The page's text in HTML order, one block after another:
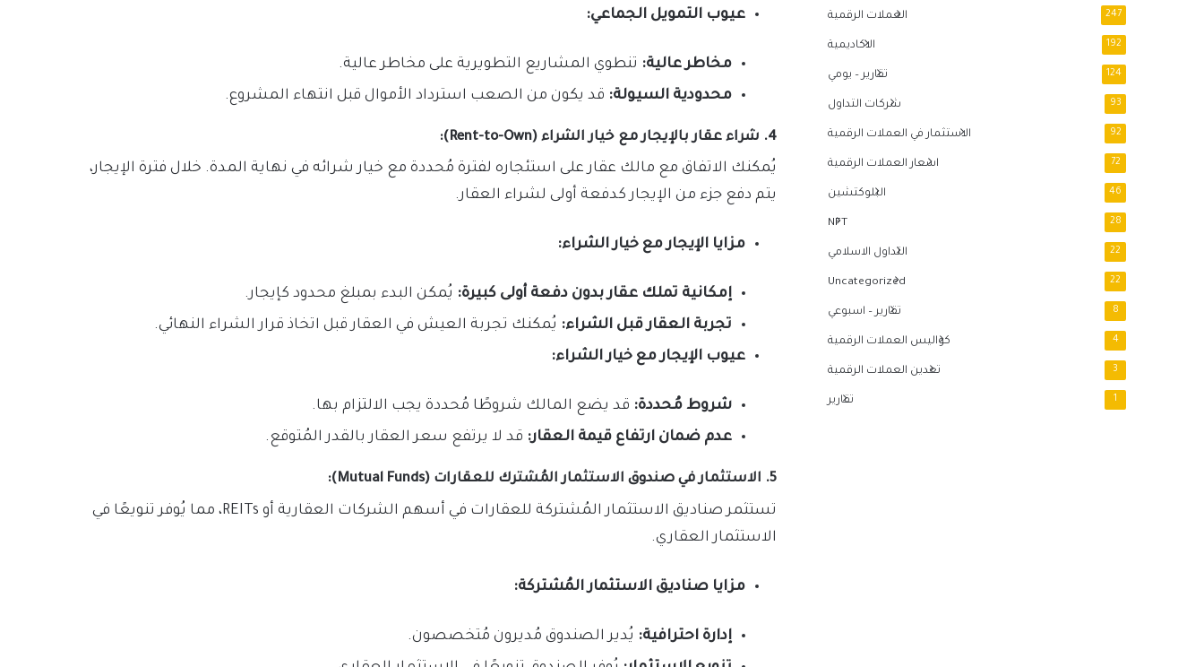
عيوب التمويل الجماعي:
مخاطر عالية: تنطوي المشاريع التطويرية على مخاطر عالية.
محدودية السيولة: قد يكون من الصعب استرداد الأموال قبل انتهاء المشروع.
4. شراء عقار بالإيجار مع خيار الشراء (Rent-to-Own):
يُمكنك الاتفاق مع مالك عقار على استئجاره لفترة مُحددة مع خيار شرائه في نهاية المدة. خلال فترة الإيجار،
يتم دفع جزء من الإيجار كدفعة أولى لشراء العقار.
مزايا الإيجار مع خيار الشراء:
إمكانية تملك عقار بدون دفعة أولى كبيرة: يُمكن البدء بمبلغ محدود كإيجار.
تجربة العقار قبل الشراء: يُمكنك تجربة العيش في العقار قبل اتخاذ قرار الشراء النهائي.
عيوب الإيجار مع خيار الشراء:
شروط مُحددة: قد يضع المالك شروطًا مُحددة يجب الالتزام بها.
عدم ضمان ارتفاع قيمة العقار: قد لا يرتفع سعر العقار بالقدر المُتوقع.
5. الاستثمار في صندوق الاستثمار المُشترك للعقارات (Mutual Funds):
تستثمر صناديق الاستثمار المُشتركة للعقارات في أسهم الشركات العقارية أو REITs، مما يُوفر تنويعًا في
الاستثمار العقاري.
مزايا صناديق الاستثمار المُشتركة:
إدارة احترافية: يُدير الصندوق مُديرون مُتخصصون.
العملات الرقمية 247
الاكاديمية 192
تقارير – يومي 124
شركات التداول 93
الاستثمار في العملات الرقمية 92
اسعار العملات الرقمية 72
البلوكتشين 46
NFT 28
التداول الاسلامي 22
Uncategorized 22
تقارير – اسبوعي 8
كواليس العملات الرقمية 4
تعدين العملات الرقمية 3
تقارير 1